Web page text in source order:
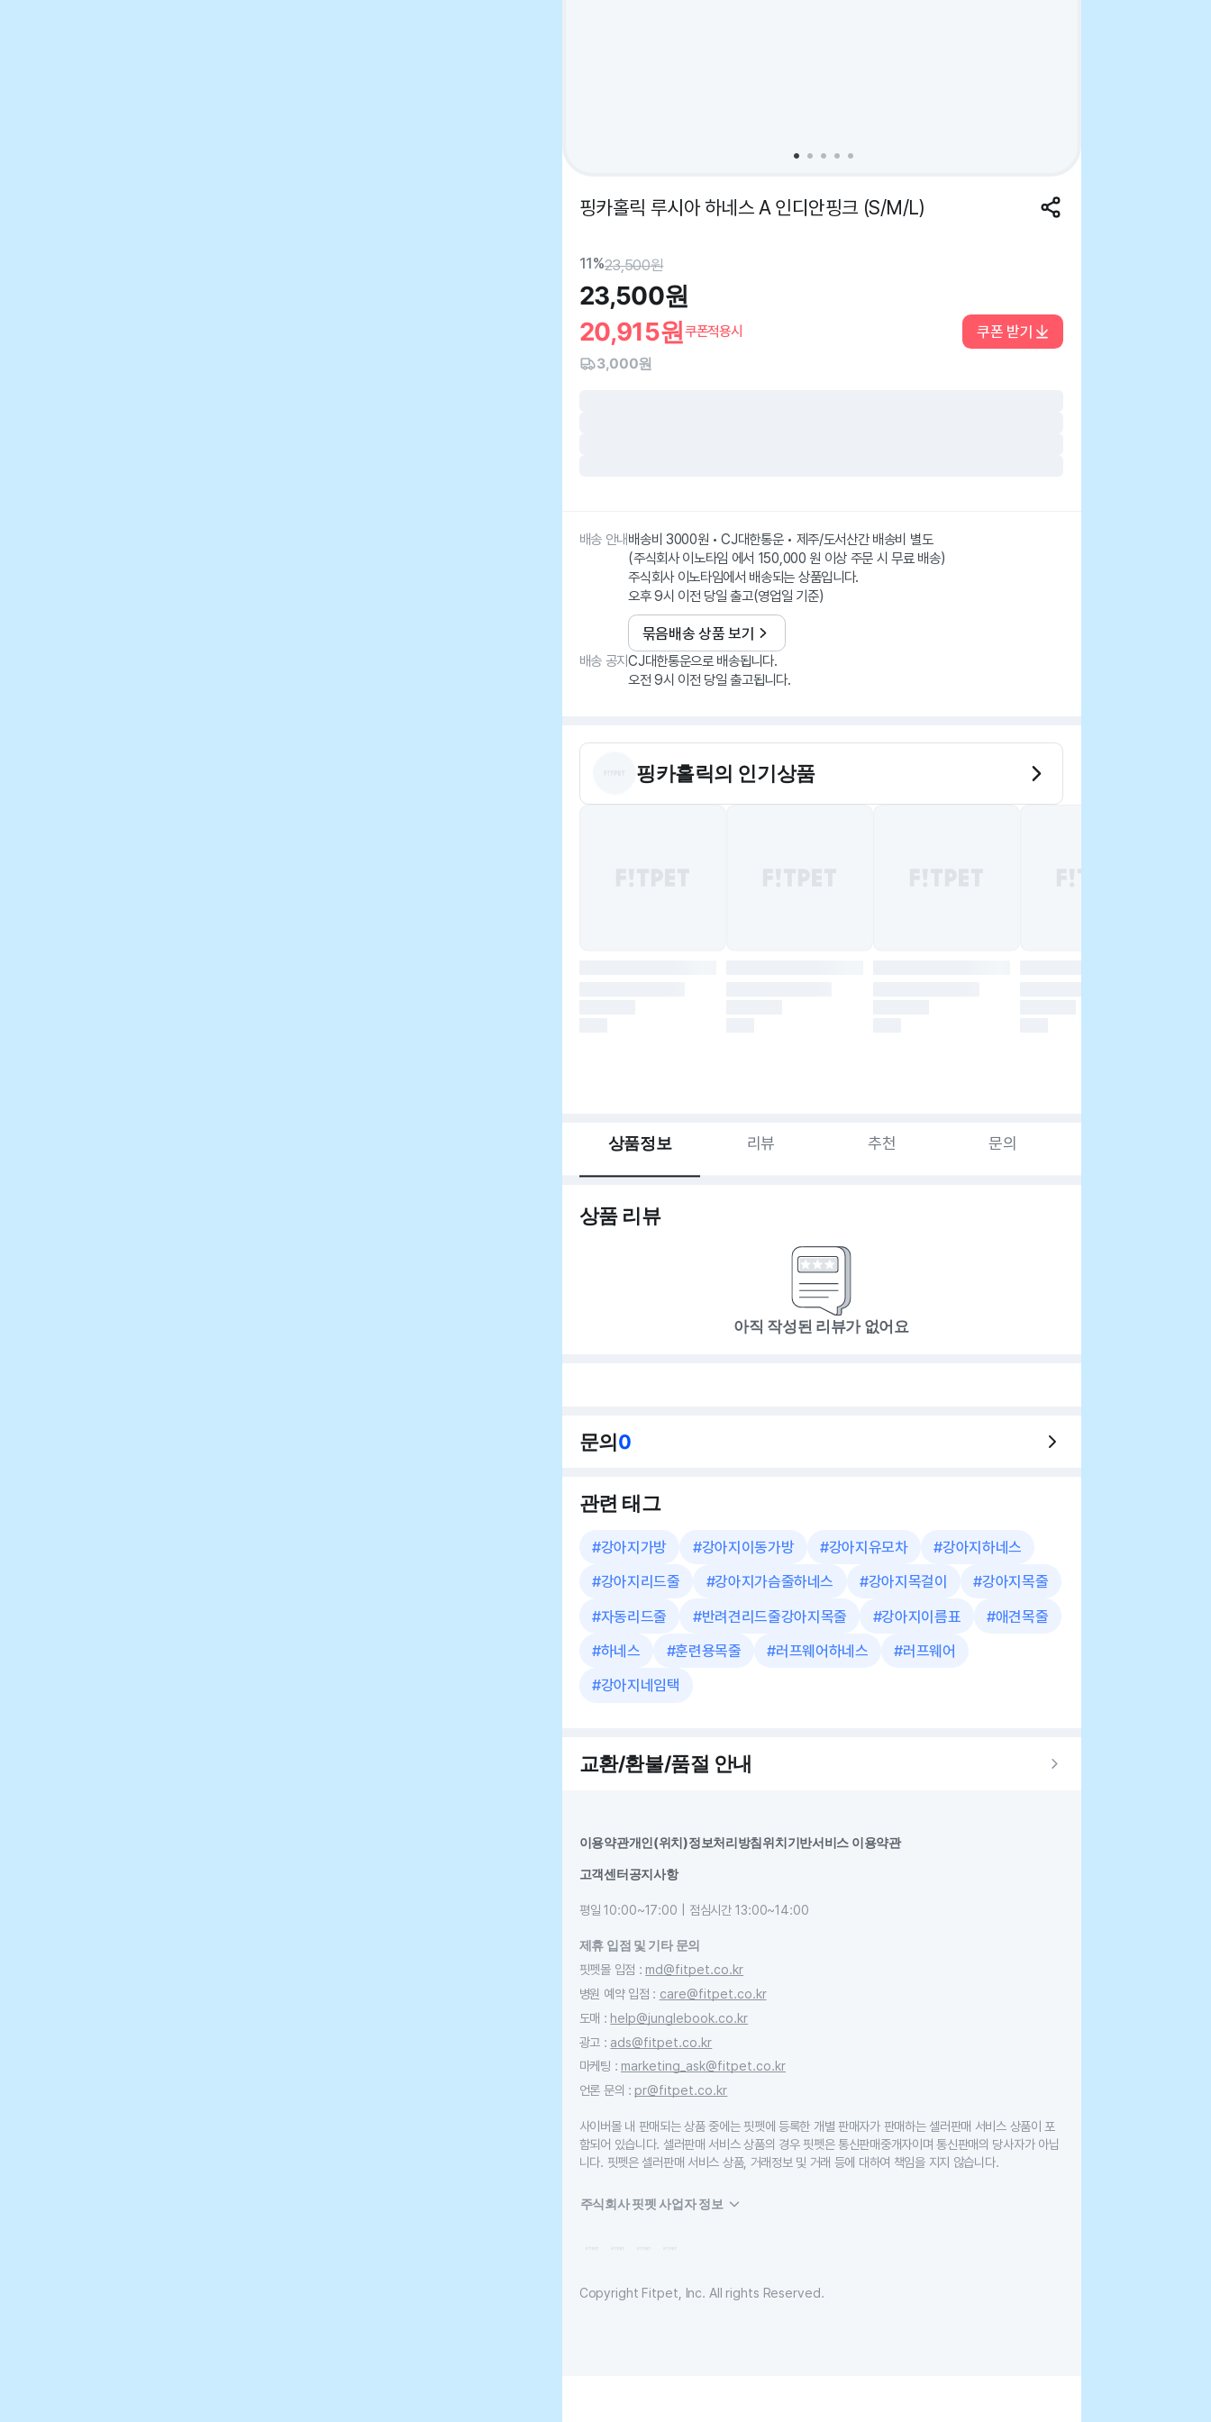
핑카홀릭 루시아 하네스 A 인디안핑크 (S/M/L)
11%23,500원
23,500원
20,915원쿠폰적용시 쿠폰 받기
3,000원
배송 안내배송비 3000원 • CJ대한통운 • 제주/도서산간 배송비 별도
(주식회사 이노타임 에서 150,000 원 이상 주문 시 무료 배송)
주식회사 이노타임에서 배송되는 상품입니다.
오후 9시 이전 당일 출고(영업일 기준)
묶음배송 상품 보기
배송 공지CJ대한통운으로 배송됩니다.
오전 9시 이전 당일 출고됩니다.
핑카홀릭의 인기상품
상품정보 리뷰 추천 문의
상품 리뷰
아직 작성된 리뷰가 없어요
문의0
관련 태그
#강아지가방 #강아지이동가방 #강아지유모차 #강아지하네스
#강아지리드줄 #강아지가슴줄하네스 #강아지목걸이 #강아지목줄
#자동리드줄 #반려견리드줄강아지목줄 #강아지이름표 #애견목줄
#하네스 #훈련용목줄 #러프웨어하네스 #러프웨어
#강아지네임택
교환/환불/품절 안내
이용약관개인(위치)정보처리방침위치기반서비스 이용약관
고객센터공지사항
평일 10:00~17:00 | 점심시간 13:00~14:00
제휴 입점 및 기타 문의
핏펫몰 입점 : md@fitpet.co.kr
병원 예약 입점 : care@fitpet.co.kr
도매 : help@junglebook.co.kr
광고 : ads@fitpet.co.kr
마케팅 : marketing_ask@fitpet.co.kr
언론 문의 : pr@fitpet.co.kr
사이버몰 내 판매되는 상품 중에는 핏펫에 등록한 개별 판매자가 판매하는 셀러판매 서비스 상품이 포
함되어 있습니다. 셀러판매 서비스 상품의 경우 핏펫은 통신판매중개자이며 통신판매의 당사자가 아닙
니다. 핏펫은 셀러판매 서비스 상품, 거래정보 및 거래 등에 대하여 책임을 지지 않습니다.
주식회사 핏펫 사업자 정보
Copyright Fitpet, Inc. All rights Reserved.